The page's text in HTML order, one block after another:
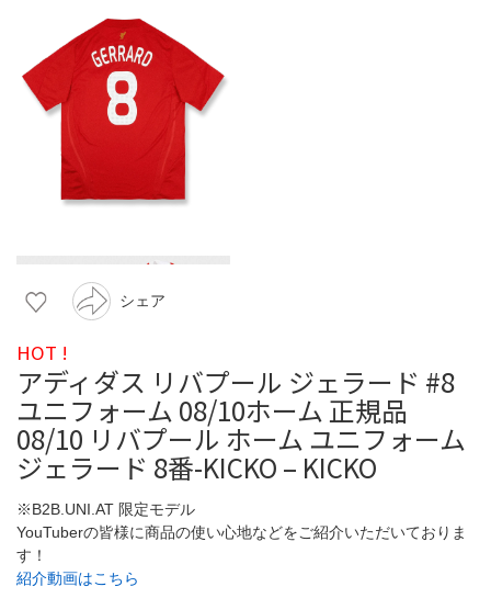
シェア
HOT !
アディダス リバプール ジェラード #8
ユニフォーム 08/10ホーム 正規品
08/10 リバプール ホーム ユニフォーム
ジェラード 8番-KICKO – KICKO
※B2B.UNI.AT 限定モデル
YouTuberの皆様に商品の使い心地などをご紹介いただいておりま
す！
紹介動画はこちら